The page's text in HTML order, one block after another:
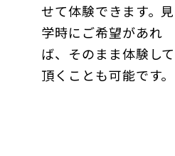
せて体験できます。見
学時にご希望があれ
ば、そのまま体験して
頂くことも可能です。